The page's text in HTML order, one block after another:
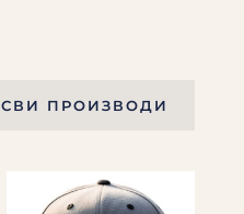
СВИ ПРОИЗВОДИ